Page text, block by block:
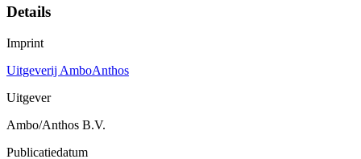
Details
Imprint
Uitgeverij AmboAnthos
Uitgever
Ambo/Anthos B.V.
Publicatiedatum